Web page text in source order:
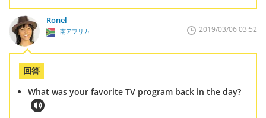
Ronel
南アフリカ 2019/03/06 03:52
回答
What was your favorite TV program back in the day?